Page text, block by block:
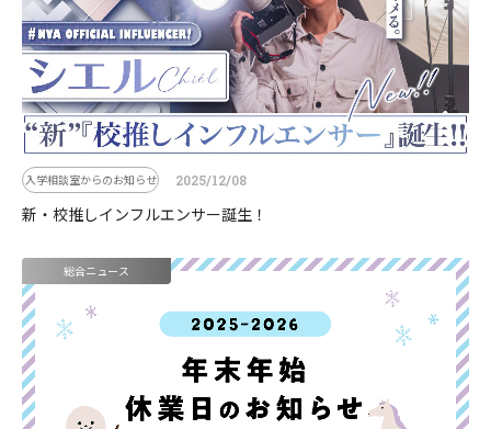
入学相談室からのお知らせ 2025/12/08
新・校推しインフルエンサー誕生！
総合ニュース